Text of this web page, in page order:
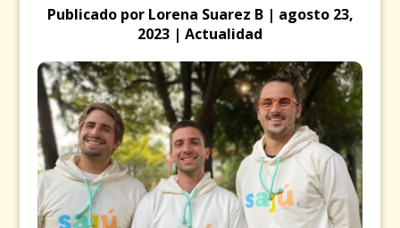
Publicado por Lorena Suarez B | agosto 23,
2023 | Actualidad